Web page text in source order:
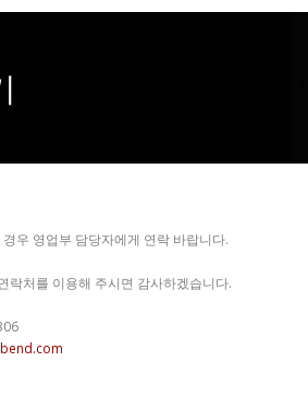
우 영업부 담당자에게 연락 바랍니다.
락처를 이용해 주시면 감사하겠습니다.